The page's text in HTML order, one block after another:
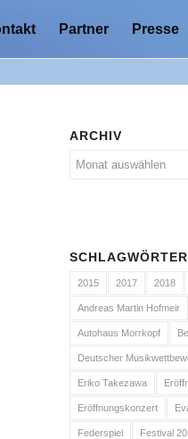
Partner Presse
ARCHIV
SCHLAGWÖRTER
2015 2017 2018
Andreas Martin Hofmeir
Autohaus Morrkopf
Deutscher
Eriko Takezawa
Eröffnungskonzert
Federspiel Festival